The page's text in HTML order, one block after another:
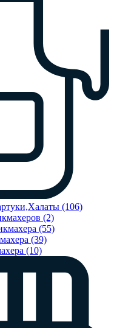
(106)
(2)
(55)
(39)
(10)